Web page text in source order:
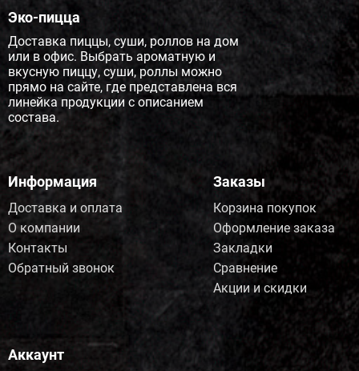
Эко-пицца
Доставка пиццы, суши, роллов на дом
или в офис. Выбрать ароматную и
вкусную пиццу, суши, роллы можно
прямо на сайте, где представлена вся
линейка продукции с описанием
состава.
Информация
Доставка и оплата
О компании
Контакты
Обратный звонок
Заказы
Корзина покупок
Оформление заказа
Закладки
Сравнение
Акции и скидки
Аккаунт